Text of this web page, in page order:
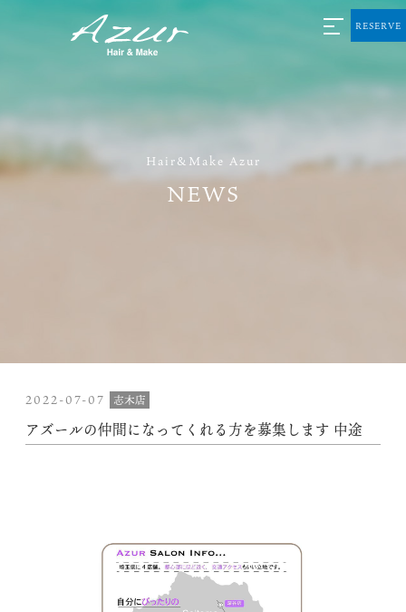
Hair&Make Azur
NEWS
RESERVE
2022-07-07 志木店
アズールの仲間になってくれる方を募集します 中途